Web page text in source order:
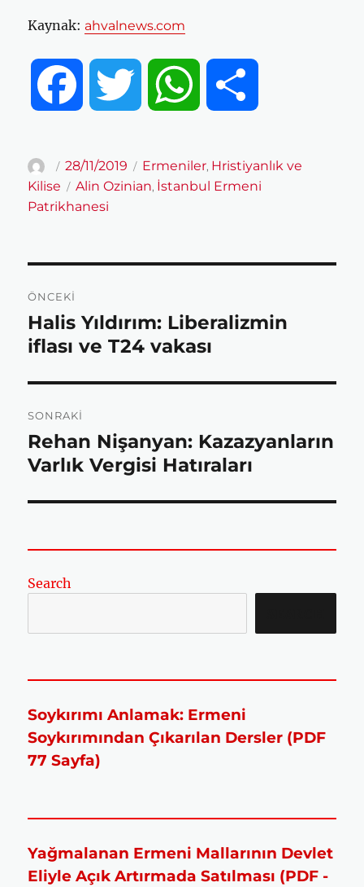
Kaynak: ahvalnews.com
c
o
k
i
e
a
A
p
a
Yazar
Yayın
tarihi
28/11/2019 Kategoriler
Ermeniler, Hristiyanlık ve
Kilise
Etiketler
Alin Ozinian, İstanbul Ermeni
Patrikhanesi
gezinmesi
ÖNCEKI
Önceki
yazı:
Halis Yıldırım: Liberalizmin
iflası ve T24 vakası
SONRAKI
Sonraki
yazı:
Rehan Nişanyan: Kazazyanların
Varlık Vergisi Hatıraları
Search
Soykırımı Anlamak: Ermeni
Soykırımından Çıkarılan Dersler (PDF
77 Sayfa)
Yağmalanan Ermeni Mallarının Devlet
Eliyle Açık Artırmada Satılması (PDF -